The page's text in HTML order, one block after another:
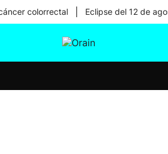
colorrectal Eclipse del 12 de